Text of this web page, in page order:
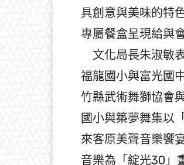
具創意與美味的特
專屬餐盒呈現給與
文化局長朱淑敏
福龍國小與富光國
竹縣武術舞獅協會
國小與築夢舞集以
來客原美聲音樂饗
音樂為「綻光30」